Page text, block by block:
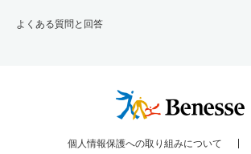
よくある質問と回答
個人情報保護への取り組みについて